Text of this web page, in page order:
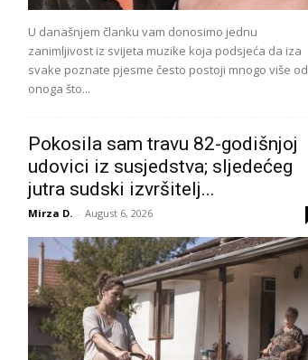
U današnjem članku vam donosimo jednu
zanimljivost iz svijeta muzike koja podsjeća da iza
svake poznate pjesme često postoji mnogo više od
onoga što...
Pokosila sam travu 82-godišnjoj
udovici iz susjedstva; sljedećeg
jutra sudski izvršitelj...
Mirza D. - August 6, 2026